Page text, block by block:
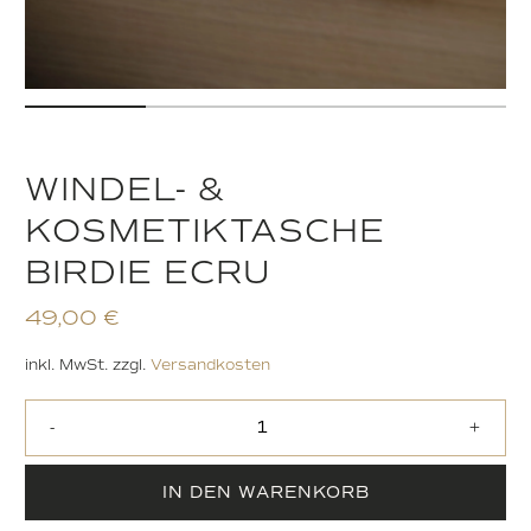
WINDEL- &
KOSMETIKTASCHE
BIRDIE ECRU
49,00 €
inkl. MwSt. zzgl. Versandkosten
- +
IN DEN WARENKORB